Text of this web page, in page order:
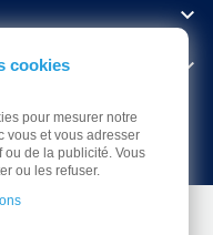


cookies
pour mesurer notre
vous et vous adresser
de la publicité. Vous
ou les refuser.